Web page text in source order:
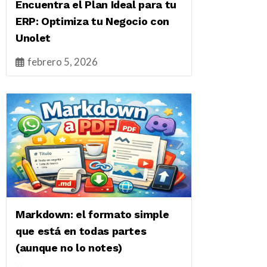
Encuentra el Plan Ideal para tu
ERP: Optimiza tu Negocio con
Unolet
febrero 5, 2026
Markdown: el formato simple
que está en todas partes
(aunque no lo notes)